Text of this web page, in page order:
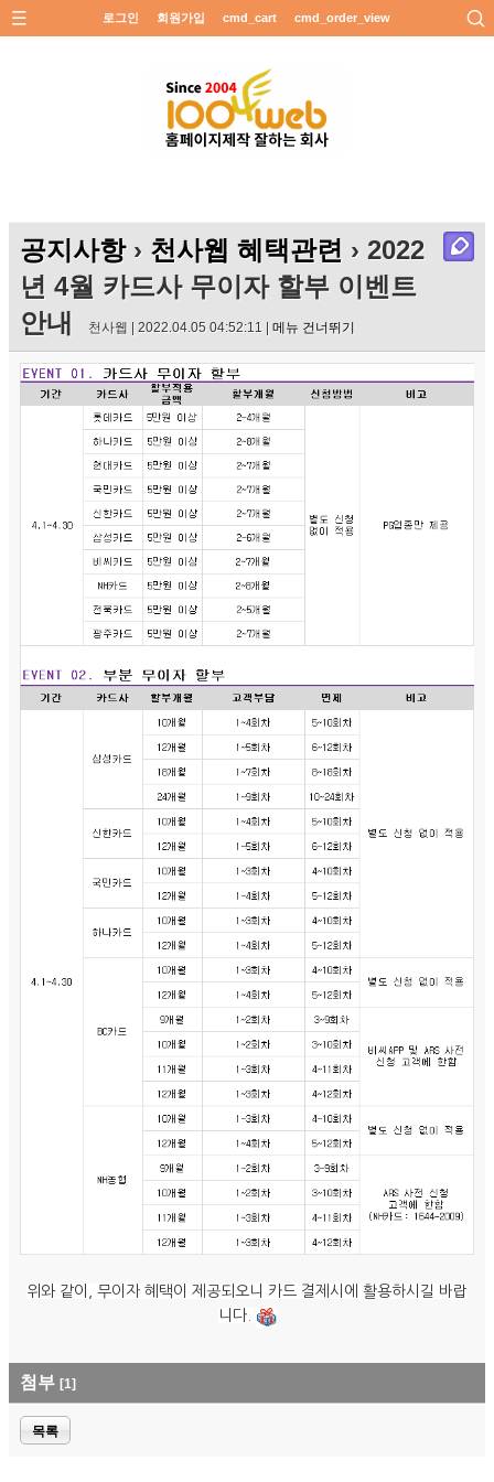
로그인 회원가입 cmd_cart cmd_order_view
공지사항› 천사웹 혜택관련 › 2022
년 4월 카드사 무이자 할부 이벤트
안내
천사웹 | 2022.04.05 04:52:11 | 메뉴 건너뛰기
위와 같이, 무이자 혜택이 제공되오니 카드 결제시에 활용하시길 바랍
니다.
첨부 [1]
목록